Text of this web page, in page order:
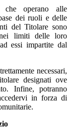
che operano alle
dei ruoli e delle
del Titolare sono
limiti delle loro
essi impartite dal
necessari,
designati ove
Infine, potranno
in forza di